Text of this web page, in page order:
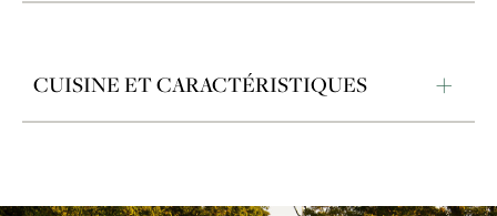
CUISINE ET CARACTÉRISTIQUES